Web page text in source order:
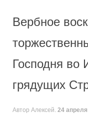
Вербное
Господня во
грядущих
Автор Алексей. 24